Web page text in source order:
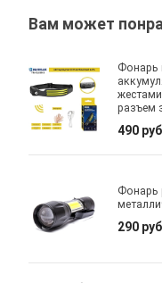
Вам может
Фонарь
разъем
490
Фонарь
290